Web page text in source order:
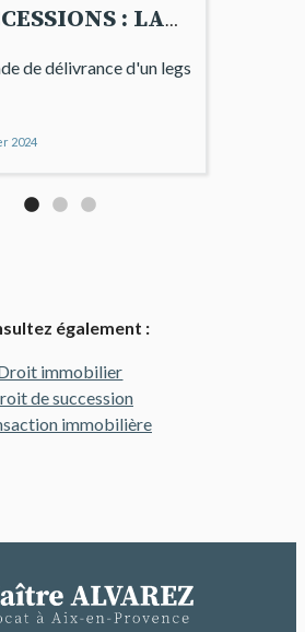
: LA
DE
de délivrance d'un legs
2024
également :
immobilier
de succession
immobilière